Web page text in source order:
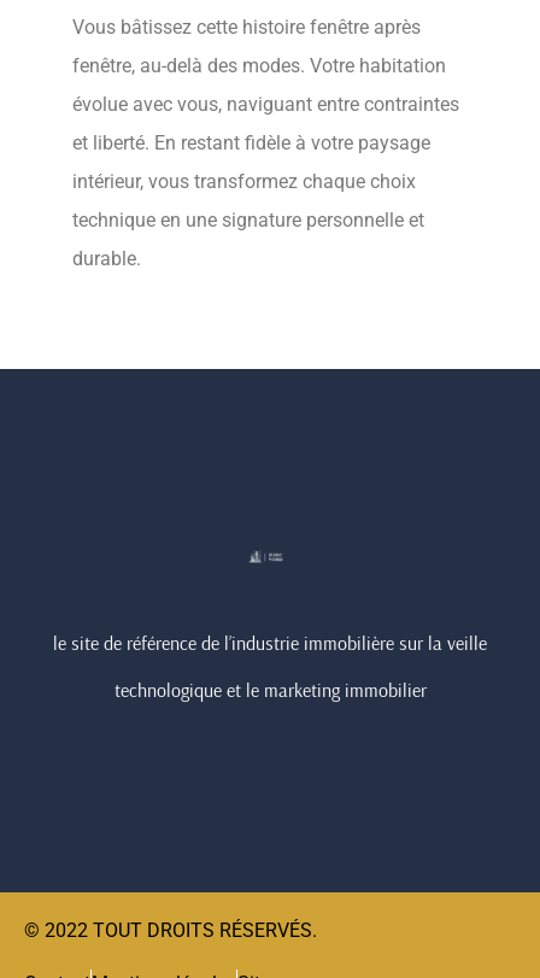
Vous bâtissez cette histoire fenêtre après
fenêtre, au-delà des modes. Votre habitation
évolue avec vous, naviguant entre contraintes
et liberté. En restant fidèle à votre paysage
intérieur, vous transformez chaque choix
technique en une signature personnelle et
durable.
le site de référence de l’industrie immobilière sur la veille
technologique et le marketing immobilier
© 2022 TOUT DROITS RÉSERVÉS.